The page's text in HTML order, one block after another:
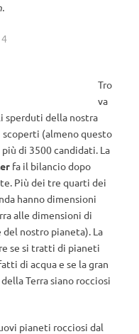
Tro
va
sperduti della nostra
scoperti (almeno questo
di 3500 candidati. La
fa il bilancio dopo
Più dei tre quarti dei
hanno dimensioni
alle dimensioni di
nostro pianeta). La
se si tratti di pianeti
di acqua e se la gran
Terra siano rocciosi
pianeti rocciosi dal